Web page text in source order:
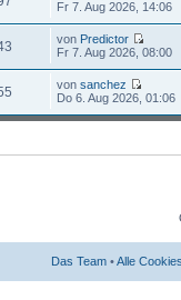
Fr 7. Aug 2026, 14:06
von Predictor
Fr 7. Aug 2026, 08:00
vonsanchez
Do 6. Aug 2026, 01:06
Das Team •Alle